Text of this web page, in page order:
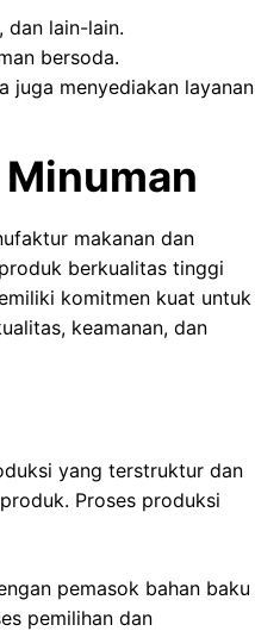
dan lain-lain.
bersoda.
juga menyediakan layanan
makanan dan
berkualitas tinggi
komitmen kuat untuk
keamanan, dan
yang terstruktur dan
Proses produksi
pemasok bahan baku
pemilihan dan